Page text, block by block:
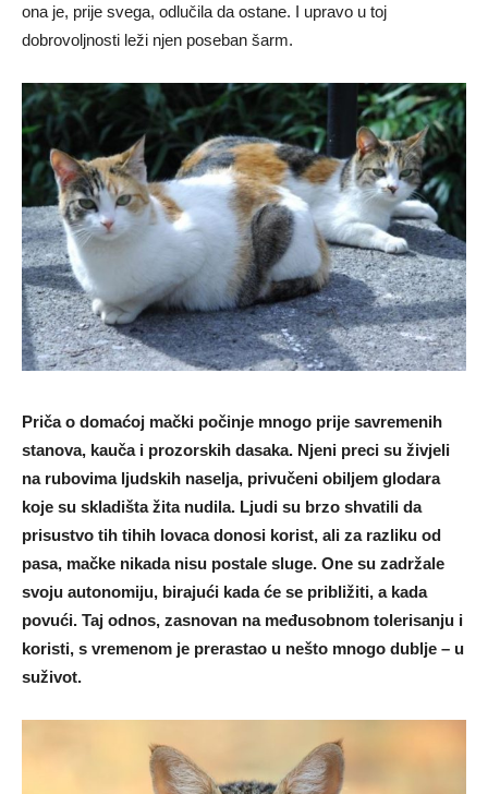
ona je, prije svega, odlučila da ostane. I upravo u toj
dobrovoljnosti leži njen poseban šarm.
Priča o domaćoj mački počinje mnogo prije savremenih
stanova, kauča i prozorskih dasaka. Njeni preci su živjeli
na rubovima ljudskih naselja, privučeni obiljem glodara
koje su skladišta žita nudila. Ljudi su brzo shvatili da
prisustvo tih tihih lovaca donosi korist, ali za razliku od
pasa, mačke nikada nisu postale sluge. One su zadržale
svoju autonomiju, birajući kada će se približiti, a kada
povući. Taj odnos, zasnovan na međusobnom tolerisanju i
koristi, s vremenom je prerastao u nešto mnogo dublje – u
suživot.